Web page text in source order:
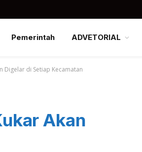
Pemerintah ADVETORIAL
Digelar di Setiap Kecamatan
Akan